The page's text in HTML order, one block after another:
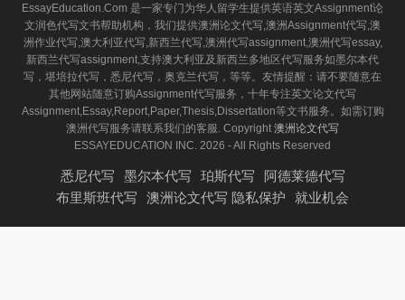
EssayEducation.Com 是一家专门为华人留学生提供英语英文Assignment论
文润色代写文书帮助机构，我们提供澳洲论文代写,澳洲Assignment代写,澳
洲作业代写,澳大利亚代写,新西兰代写,澳洲代写assignment,澳洲代写essay,
新西兰代写assignment,支持澳大利亚及新西兰多地区代写服务如墨尔本代
写，堪培拉代写，悉尼代写，奥克兰代写，等等。友情提醒：请不要随意在
其他网站随意订购Assignment代写服务，十年专注英文论文代写
Assignment,Essay,Report,Paper,Thesis,Dissertation等文书服务。如需订购
澳洲代写服务请联系我们的客服. Copyright 澳洲论文代写
ESSAYEDUCATION INC. 2026 - All Rights Reserved
悉尼代写 墨尔本代写 珀斯代写
阿德莱德代写
布里斯班代写
澳洲论文代写 隐私保护 就业机会